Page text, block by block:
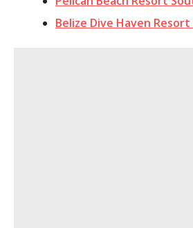
Belize Dive Haven